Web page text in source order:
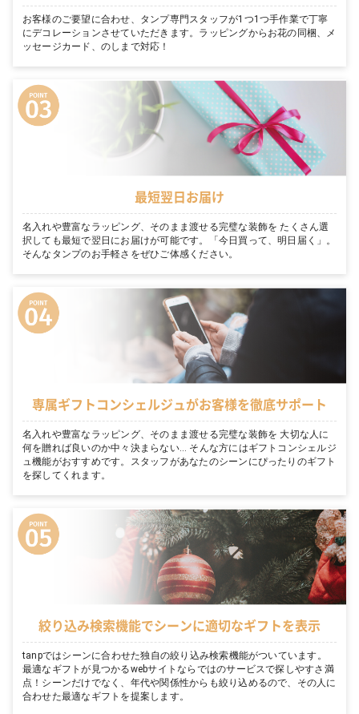
お客様のご要望に合わせ、タンプ専門スタッフが1つ1つ手作業で丁寧
にデコレーションさせていただきます。ラッピングからお花の同梱、メ
ッセージカード、のしまで対応！
最短翌日お届け
名入れや豊富なラッピング、そのまま渡せる完璧な装飾を たくさん選
択しても最短で翌日にお届けが可能です。「今日買って、明日届く」。
そんなタンプのお手軽さをぜひご体感ください。
専属ギフトコンシェルジュがお客様を徹底サポート
名入れや豊富なラッピング、そのまま渡せる完璧な装飾を 大切な人に
何を贈れば良いのか中々決まらない… そんな方にはギフトコンシェルジ
ュ機能がおすすめです。スタッフがあなたのシーンにぴったりのギフト
を探してくれます。
絞り込み検索機能でシーンに適切なギフトを表示
tanpではシーンに合わせた独自の絞り込み検索機能がついています。
最適なギフトが見つかるwebサイトならではのサービスで探しやすさ満
点！シーンだけでなく、年代や関係性からも絞り込めるので、その人に
合わせた最適なギフトを提案します。